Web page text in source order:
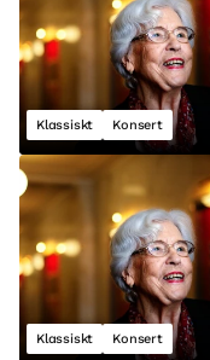
Klassiskt Konsert
Klassiskt Konsert